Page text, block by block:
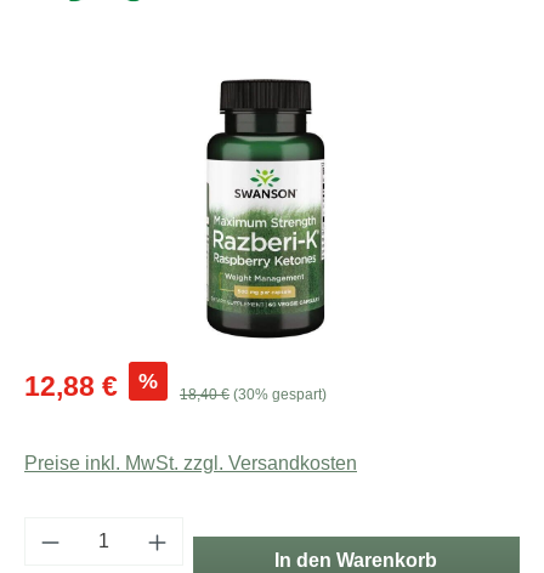
Bildergalerie überspringen
Verkaufspreis:
12,88 € % Regulärer Preis:
18,40 € (30% gespart)
Preise inkl. MwSt. zzgl. Versandkosten
Produkt Anzahl: Gib den gewünschten
In den Warenkorb